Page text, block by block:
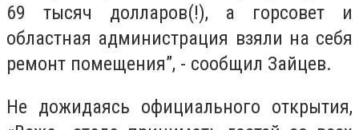
69 тысяч долларов(!), а горсовет и
областная администрация взяли на себя
ремонт помещения”, - сообщил Зайцев.
Не дожидаясь официального открытия,